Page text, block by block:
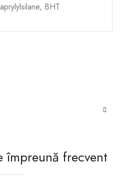
BHT
împreună frecvent